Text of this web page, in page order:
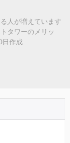
人が増えています
タワーのメリッ
日作成